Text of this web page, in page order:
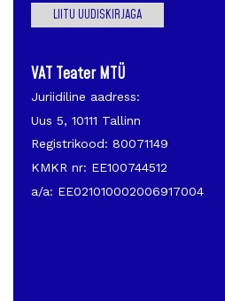
LIITU UUDISKIRJAGA
VAT Teater MTÜ
Juriidiline aadress:
Uus 5, 10111 Tallinn
Registrikood: 80071149
KMKR nr: EE100744512
a/a: EE021010002006917004